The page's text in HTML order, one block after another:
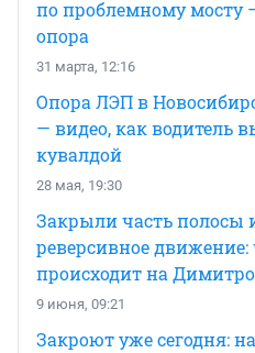
по проблемному мосту
опора
31 марта, 12:16
Опора ЛЭП в
— видео, как водитель
кувалдой
28 мая, 19:30
Закрыли часть полосы
реверсивное движение:
происходит на
9 июня, 09:21
Закроют уже сегодня: